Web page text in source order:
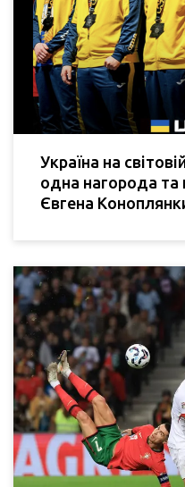
Україна на
одна нагорода
Євгена